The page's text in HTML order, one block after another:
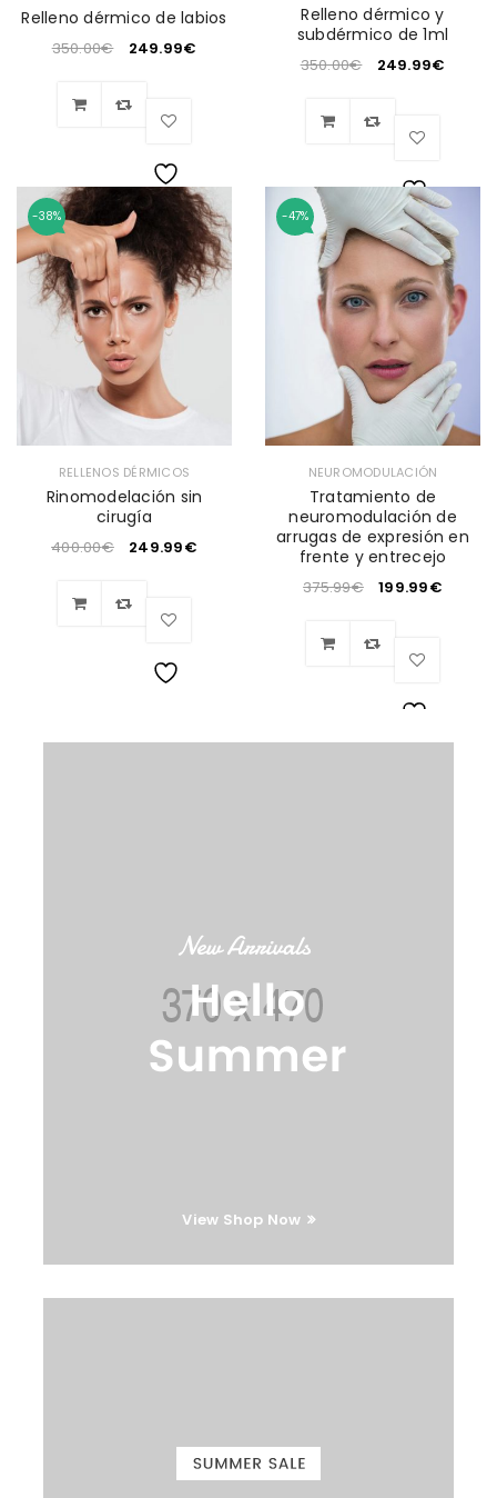
Relleno dérmico de labios
350.00€ 249.99€
Wishlist
Relleno dérmico y
subdérmico de 1ml
350.00€ 249.99€
Wishlist
-38%
RELLENOS DÉRMICOS
Rinomodelación sin
cirugía
400.00€ 249.99€
-47%
NEUROMODULACIÓN
Tratamiento de
neuromodulación de
arrugas de expresión en
frente y entrecejo
375.99€ 199.99€
Wishlist
View Shop Now